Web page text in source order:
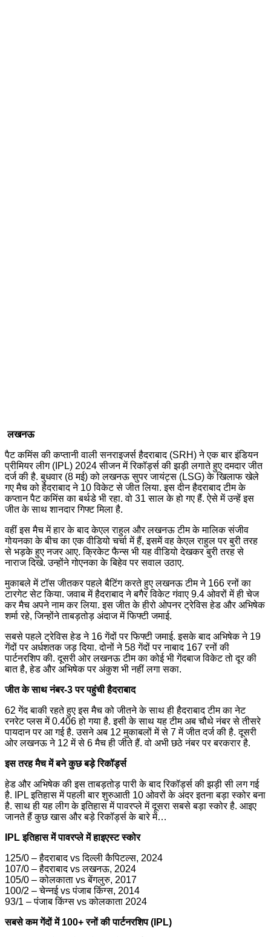
लखनऊ
पैट कमिंस की कप्तानी वाली सनराइजर्स हैदराबाद (SRH) ने एक बार इंडियन
प्रीमियर लीग (IPL) 2024 सीजन में रिकॉर्ड्स की झड़ी लगाते हुए दमदार जीत
दर्ज की है. बुधवार (8 मई) को लखनऊ सुपर जायंट्स (LSG) के खिलाफ खेले
गए मैच को हैदराबाद ने 10 विकेट से जीत लिया. इस दीन हैदराबाद टीम के
कप्तान पैट कमिंस का बर्थडे भी रहा. वो 31 साल के हो गए हैं. ऐसे में उन्हें इस
जीत के साथ शानदार गिफ्ट मिला है.
वहीं इस मैच में हार के बाद केएल राहुल और लखनऊ टीम के माल‍िक संजीव
गोयनका के बीच का एक वीडियो चर्चा में हैं, इसमें वह केएल राहुल पर बुरी तरह
से भड़के हुए नजर आए. क्रिकेट फैन्स भी यह वीडियो देखकर बुरी तरह से
नाराज द‍िखे. उन्होंने गोएनका के ब‍िहेव पर सवाल उठाए.
मुकाबले में टॉस जीतकर पहले बैटिंग करते हुए लखनऊ टीम ने 166 रनों का
टारगेट सेट किया. जवाब में हैदराबाद ने बगैर विकेट गंवाए 9.4 ओवरों में ही चेज
कर मैच अपने नाम कर लिया. इस जीत के हीरो ओपनर ट्रेविस हेड और अभिषेक
शर्मा रहे, जिन्होंने ताबड़तोड़ अंदाज में फिफ्टी जमाई.
सबसे पहले ट्रेविस हेड ने 16 गेंदों पर फिफ्टी जमाई. इसके बाद अभिषेक ने 19
गेंदों पर अर्धशतक जड़ दिया. दोनों ने 58 गेंदों पर नाबाद 167 रनों की
पार्टनरशिप की. दूसरी ओर लखनऊ टीम का कोई भी गेंदबाज विकेट तो दूर की
बात है, हेड और अभिषेक पर अंकुश भी नहीं लगा सका.
जीत के साथ नंबर-3 पर पहुंची हैदराबाद
62 गेंद बाकी रहते हुए इस मैच को जीतने के साथ ही हैदराबाद टीम का नेट
रनरेट प्लस में 0.406 हो गया है. इसी के साथ यह टीम अब चौथे नंबर से तीसरे
पायदान पर आ गई है. उसने अब 12 मुकाबलों में से 7 में जीत दर्ज की है. दूसरी
ओर लखनऊ ने 12 में से 6 मैच ही जीते हैं. वो अभी छठे नंबर पर बरकरार है.
इस तरह मैच में बने कुछ बड़े रिकॉर्ड्स
हेड और अभिषेक की इस ताबड़तोड़ पारी के बाद रिकॉर्ड्स की झड़ी सी लग गई
है. IPL इतिहास में पहली बार शुरुआती 10 ओवरों के अंदर इतना बड़ा स्कोर बना
है. साथ ही यह लीग के इतिहास में पावरप्ले में दूसरा सबसे बड़ा स्कोर है. आइए
जानते हैं कुछ खास और बड़े रिकॉर्ड्स के बारे में…
IPL इतिहास में पावरप्ले में हाइएस्ट स्कोर
125/0 – हैदराबाद vs दिल्ली कैपिटल्स, 2024
107/0 – हैदराबाद vs लखनऊ, 2024
105/0 – कोलकाता vs बेंगलुरु, 2017
100/2 – चेन्नई vs पंजाब किंग्स, 2014
93/1 – पंजाब किंग्स vs कोलकाता 2024
सबसे कम गेंदों में 100+ रनों की पार्टनरशिप (IPL)